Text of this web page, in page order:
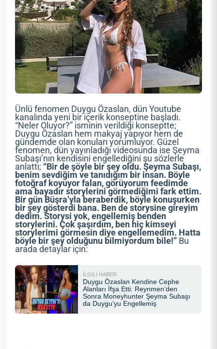
Ünlü fenomen Duygu Özaslan, dün Youtube
kanalında yeni bir içerik konseptine başladı.
“Neler Oluyor?” isminin verildiği konseptte;
Duygu Özaslan hem makyaj yapıyor hem de
gündemde olan konuları yorumluyor. Güzel
fenomen, dün yayınladığı videosunda ise Şeyma
Subaşı’nın kendisini engellediğini şu sözlerle
anlattı; “Bir de şöyle bir şey oldu. Şeyma Subaşı,
benim sevdiğim ve tanıdığım bir insan. Böyle
fotoğraf koyuyor falan, görüyorum feedimde
ama bayadır storylerini görmediğimi fark ettim.
Bir gün Büşra’yla beraberdik, böyle konuşurken
bir şey gösterdi bana. Ben de storysine gireyim
dedim. Storysi yok, engellemiş benden
storylerini. Çok şaşırdım, ben hiç kimseyi
storylerimi görmesin diye engellemedim. Hatta
böyle bir şey olduğunu bilmiyordum bile!” Bu
arada detaylar için: